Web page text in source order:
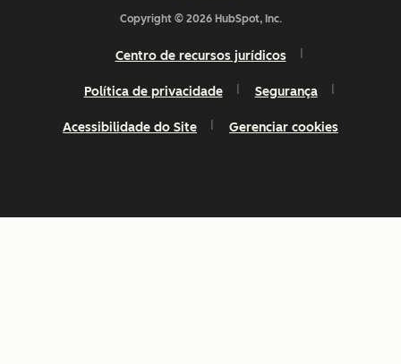
Copyright © 2026 HubSpot, Inc.
Centro de recursos jurídicos
Política de privacidade Segurança
Acessibilidade do Site Gerenciar cookies